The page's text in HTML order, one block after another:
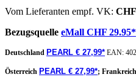
Vom Lieferanten empf. VK:
Bezugsquelle eMall CHF 29.95*
Deutschland PEARL € 27,99* EAN:
Österreich PEARL € 27,99*; Frankreich